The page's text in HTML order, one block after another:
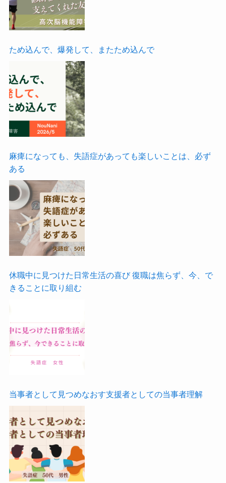
ため込んで、爆発して、またため込んで
麻痺になっても、失語症があっても楽しいことは、必ず
ある
休職中に見つけた日常生活の喜び 復職は焦らず、今、で
きることに取り組む
当事者として見つめなおす支援者としての当事者理解